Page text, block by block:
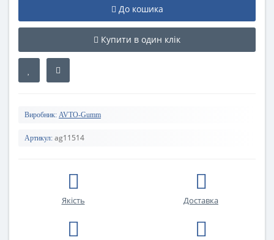
До кошика
Купити в один клік
Виробник: AVTO-Gumm
Артикул: ag11514
Якість Доставка